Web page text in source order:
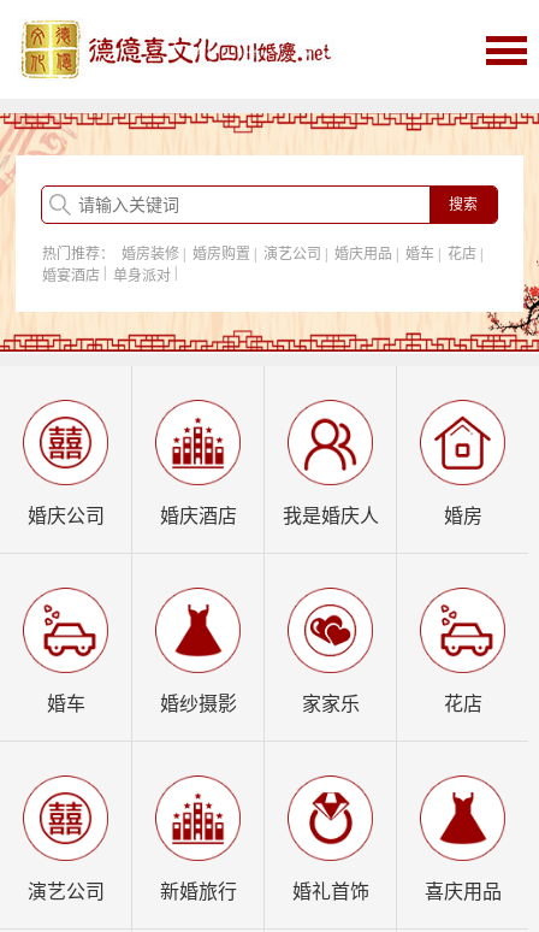
首页
婚庆
婚庆酒店
婚房购置
我是婚庆人
热门推荐： 婚房装修| 婚房购置 演艺公司 婚庆用品 婚车| 花店|
婚宴酒店| 单身派对|
婚庆公司 婚庆酒店 我是婚庆人 婚房
婚车 婚纱摄影 家家乐 花店
演艺公司 新婚旅行 婚礼首饰 喜庆用品